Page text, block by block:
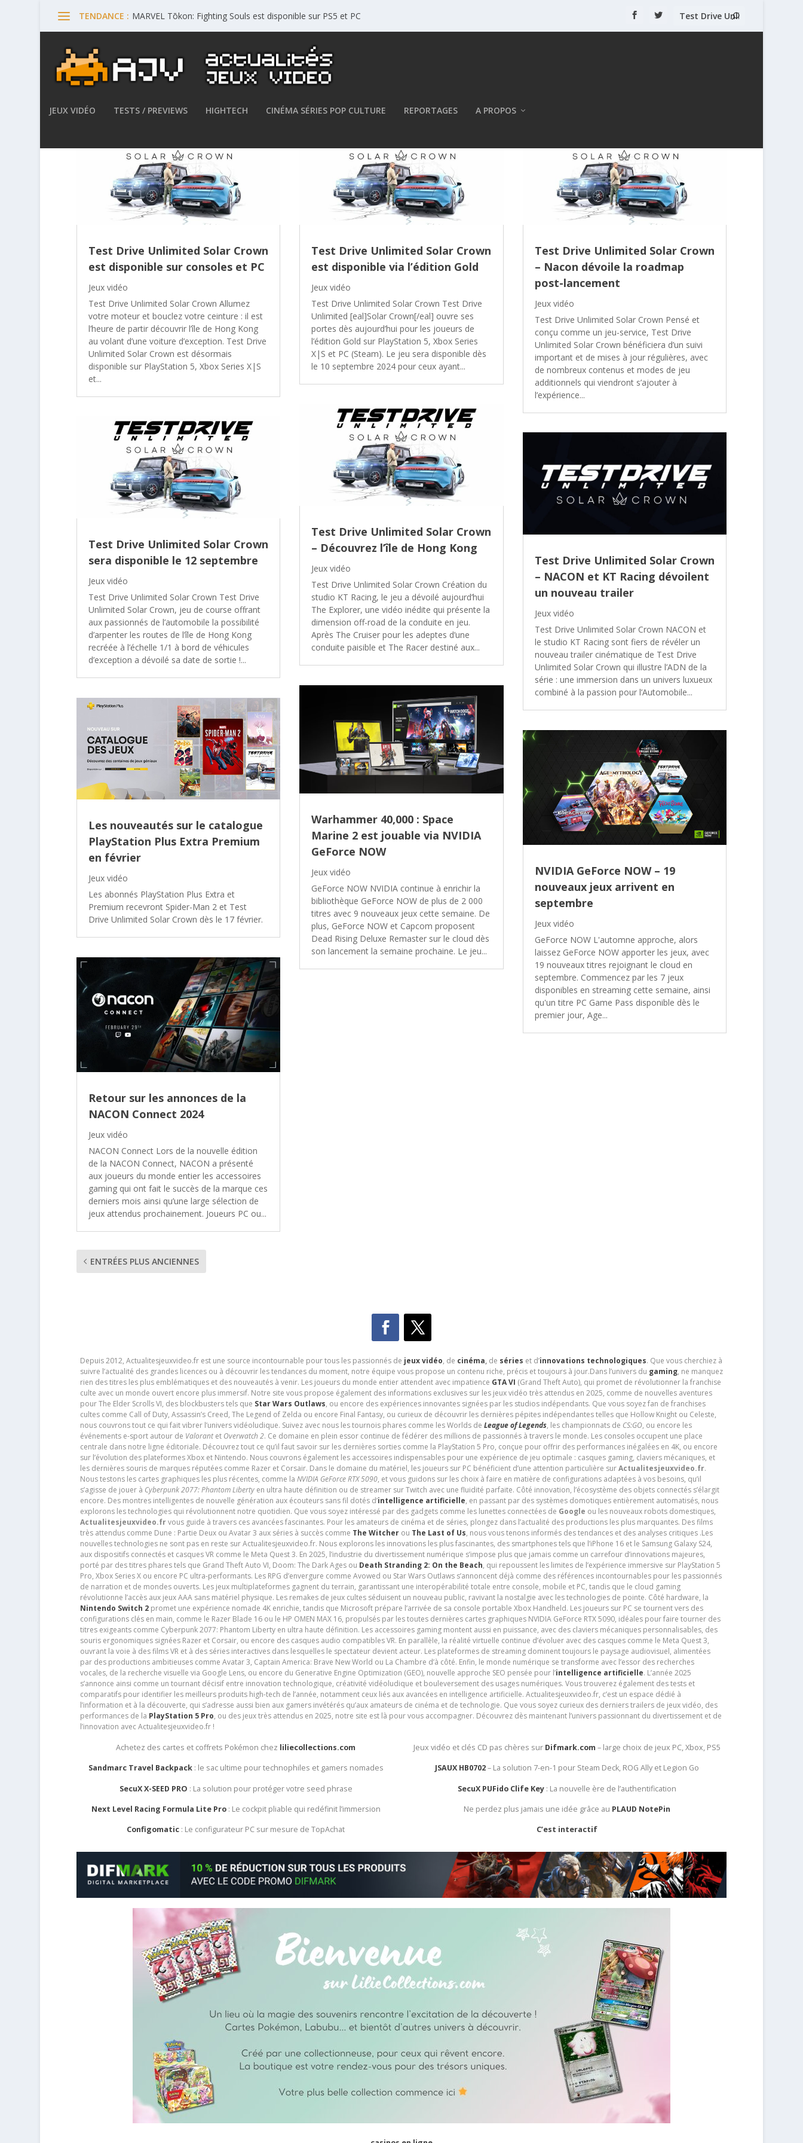
TENDANCE : MARVEL Tōkon: Fighting Souls est disponible sur PS5 et PC
JEUX VIDÉO TESTS / PREVIEWS HIGHTECH CINÉMA SÉRIES POP CULTURE REPORTAGES A PROPOS
Test Drive Unlimited Solar Crown
est disponible sur consoles et PC
Jeux vidéo
Test Drive Unlimited Solar Crown Allumez
votre moteur et bouclez votre ceinture : il est
l’heure de partir découvrir l’île de Hong Kong
au volant d’une voiture d’exception. Test Drive
Unlimited Solar Crown est désormais
disponible sur PlayStation 5, Xbox Series X|S
et...
Test Drive Unlimited Solar Crown
sera disponible le 12 septembre
Jeux vidéo
Test Drive Unlimited Solar Crown Test Drive
Unlimited Solar Crown, jeu de course offrant
aux passionnés de l’automobile la possibilité
d’arpenter les routes de l’île de Hong Kong
recréée à l’échelle 1/1 à bord de véhicules
d’exception a dévoilé sa date de sortie !...
Les nouveautés sur le catalogue
PlayStation Plus Extra Premium
en février
Jeux vidéo
Les abonnés PlayStation Plus Extra et
Premium recevront Spider-Man 2 et Test
Drive Unlimited Solar Crown dès le 17 février.
Retour sur les annonces de la
NACON Connect 2024
Jeux vidéo
NACON Connect Lors de la nouvelle édition
de la NACON Connect, NACON a présenté
aux joueurs du monde entier les accessoires
gaming qui ont fait le succès de la marque ces
derniers mois ainsi qu’une large sélection de
jeux attendus prochainement. Joueurs PC ou...
Test Drive Unlimited Solar Crown
est disponible via l’édition Gold
Jeux vidéo
Test Drive Unlimited Solar Crown Test Drive
Unlimited [eal]Solar Crown[/eal] ouvre ses
portes dès aujourd’hui pour les joueurs de
l’édition Gold sur PlayStation 5, Xbox Series
X|S et PC (Steam). Le jeu sera disponible dès
le 10 septembre 2024 pour ceux ayant...
Test Drive Unlimited Solar Crown
– Découvrez l’île de Hong Kong
Jeux vidéo
Test Drive Unlimited Solar Crown Création du
studio KT Racing, le jeu a dévoilé aujourd’hui
The Explorer, une vidéo inédite qui présente la
dimension off-road de la conduite en jeu.
Après The Cruiser pour les adeptes d’une
conduite paisible et The Racer destiné aux...
Warhammer 40,000 : Space
Marine 2 est jouable via NVIDIA
GeForce NOW
Jeux vidéo
GeForce NOW NVIDIA continue à enrichir la
bibliothèque GeForce NOW de plus de 2 000
titres avec 9 nouveaux jeux cette semaine. De
plus, GeForce NOW et Capcom proposent
Dead Rising Deluxe Remaster sur le cloud dès
son lancement la semaine prochaine. Le jeu...
Test Drive Unlimited Solar Crown
– Nacon dévoile la roadmap
post-lancement
Jeux vidéo
Test Drive Unlimited Solar Crown Pensé et
conçu comme un jeu-service, Test Drive
Unlimited Solar Crown bénéficiera d’un suivi
important et de mises à jour régulières, avec
de nombreux contenus et modes de jeu
additionnels qui viendront s’ajouter à
l’expérience...
Test Drive Unlimited Solar Crown
– NACON et KT Racing dévoilent
un nouveau trailer
Jeux vidéo
Test Drive Unlimited Solar Crown NACON et
le studio KT Racing sont fiers de révéler un
nouveau trailer cinématique de Test Drive
Unlimited Solar Crown qui illustre l’ADN de la
série : une immersion dans un univers luxueux
combiné à la passion pour l’Automobile...
NVIDIA GeForce NOW – 19
nouveaux jeux arrivent en
septembre
Jeux vidéo
GeForce NOW L'automne approche, alors
laissez GeForce NOW apporter les jeux, avec
19 nouveaux titres rejoignant le cloud en
septembre. Commencez par les 7 jeux
disponibles en streaming cette semaine, ainsi
qu'un titre PC Game Pass disponible dès le
premier jour, Age...
ENTRÉES PLUS ANCIENNES
Depuis 2012, Actualitesjeuxvideo.fr est une source incontournable pour tous les passionnés de jeux vidéo, de cinéma,de séries et d’innovations technologiques. Que vous cherchiez à
suivre l’actualité des grandes licences ou à découvrir les tendances du moment, notre équipe vous propose un contenu riche, précis et toujours à jour.Dans l’univers du gaming, ne manquez
rien des titres les plus emblématiques et des nouveautés à venir. Les joueurs du monde entier attendent avec impatience GTA VI (Grand Theft Auto), qui promet de révolutionner la franchise
culte avec un monde ouvert encore plus immersif. Notre site vous propose également des informations exclusives sur les jeux vidéo très attendus en 2025, comme de nouvelles aventures
pour The Elder Scrolls VI, des blockbusters tels que Star Wars Outlaws, ou encore des expériences innovantes signées par les studios indépendants. Que vous soyez fan de franchises
cultes comme Call of Duty, Assassin’s Creed, The Legend of Zelda ou encore Final Fantasy, ou curieux de découvrir les dernières pépites indépendantes telles que Hollow Knight ou Celeste,
nous couvrons tout ce qui fait vibrer l’univers vidéoludique. Suivez avec nous les tournois phares comme les Worlds de League of Legends, les championnats de CS:GO, ou encore les
événements e-sport autour de Valorantet Overwatch 2. Ce domaine en plein essor continue de fédérer des millions de passionnés à travers le monde. Les consoles occupent une place
centrale dans notre ligne éditoriale. Découvrez tout ce qu’il faut savoir sur les dernières sorties comme la PlayStation 5 Pro, conçue pour offrir des performances inégalées en 4K, ou encore
sur l’évolution des plateformes Xbox et Nintendo. Nous couvrons également les accessoires indispensables pour une expérience de jeu optimale : casques gaming, claviers mécaniques, et
les dernières souris de marques réputées comme Razer et Corsair. Dans le domaine du matériel, les joueurs sur PC bénéficient d’une attention particulière surActualitesjeuxvideo.fr.
Nous testons les cartes graphiques les plus récentes, comme la NVIDIA GeForce RTX 5090, et vous guidons sur les choix à faire en matière de configurations adaptées à vos besoins, qu’il
s’agisse de jouer à Cyberpunk 2077: Phantom Libertyen ultra haute définition ou de streamer sur Twitch avec une fluidité parfaite. Côté innovation, l’écosystème des objets connectés s’élargit
encore. Des montres intelligentes de nouvelle génération aux écouteurs sans fil dotés d’intelligence artificielle, en passant par des systèmes domotiques entièrement automatisés, nous
explorons les technologies qui révolutionnent notre quotidien. Que vous soyez intéressé par des gadgets comme les lunettes connectées de Google ou les nouveaux robots domestiques,
Actualitesjeuxvideo.frvous guide à travers ces avancées fascinantes. Pour les amateurs de cinéma et de séries, plongez dans l’actualité des productions les plus marquantes. Des films
très attendus comme Dune : Partie Deux ou Avatar 3 aux séries à succès comme The Witcherou The Last of Us, nous vous tenons informés des tendances et des analyses critiques .Les
nouvelles technologies ne sont pas en reste sur Actualitesjeuxvideo.fr. Nous explorons les innovations les plus fascinantes, des smartphones tels que l’iPhone 16 et le Samsung Galaxy S24,
aux dispositifs connectés et casques VR comme le Meta Quest 3. En 2025, l’industrie du divertissement numérique s’impose plus que jamais comme un carrefour d’innovations majeures,
porté par des titres phares tels que Grand Theft Auto VI, Doom: The Dark Ages ou Death Stranding 2: On the Beach, qui repoussent les limites de l’expérience immersive sur PlayStation 5
Pro, Xbox Series X ou encore PC ultra-performants. Les RPG d’envergure comme Avowed ou Star Wars Outlaws s’annoncent déjà comme des références incontournables pour les passionnés
de narration et de mondes ouverts. Les jeux multiplateformes gagnent du terrain, garantissant une interopérabilité totale entre console, mobile et PC, tandis que le cloud gaming
révolutionne l’accès aux jeux AAA sans matériel physique. Les remakes de jeux cultes séduisent un nouveau public, ravivant la nostalgie avec les technologies de pointe. Côté hardware, la
Nintendo Switch 2promet une expérience nomade 4K enrichie, tandis que Microsoft prépare l’arrivée de sa console portable Xbox Handheld. Les joueurs sur PC se tournent vers des
configurations clés en main, comme le Razer Blade 16 ou le HP OMEN MAX 16, propulsés par les toutes dernières cartes graphiques NVIDIA GeForce RTX 5090, idéales pour faire tourner des
titres exigeants comme Cyberpunk 2077: Phantom Liberty en ultra haute définition. Les accessoires gaming montent aussi en puissance, avec des claviers mécaniques personnalisables, des
souris ergonomiques signées Razer et Corsair, ou encore des casques audio compatibles VR. En parallèle, la réalité virtuelle continue d’évoluer avec des casques comme le Meta Quest 3,
ouvrant la voie à des films VR et à des séries interactives dans lesquelles le spectateur devient acteur. Les plateformes de streaming dominent toujours le paysage audiovisuel, alimentées
par des productions ambitieuses comme Avatar 3, Captain America: Brave New World ou La Chambre d’à côté. Enfin, le monde numérique se transforme avec l’essor des recherches
vocales, de la recherche visuelle via Google Lens, ou encore du Generative Engine Optimization (GEO), nouvelle approche SEO pensée pour l’intelligence artificielle. L’année 2025
s’annonce ainsi comme un tournant décisif entre innovation technologique, créativité vidéoludique et bouleversement des usages numériques. Vous trouverez également des tests et
comparatifs pour identifier les meilleurs produits high-tech de l’année, notamment ceux liés aux avancées en intelligence artificielle. Actualitesjeuxvideo.fr, c’est un espace dédié à
l’information et à la découverte, qui s’adresse aussi bien aux gamers invétérés qu’aux amateurs de cinéma et de technologie. Que vous soyez curieux des derniers trailers de jeux vidéo, des
performances de la PlayStation 5 Pro, ou des jeux très attendus en 2025, notre site est là pour vous accompagner. Découvrez dès maintenant l’univers passionnant du divertissement et de
l’innovation avec Actualitesjeuxvideo.fr !
Achetez des cartes et coffrets Pokémon chez liliecollections.com
Sandmarc Travel Backpack: le sac ultime pour technophiles et gamers nomades
SecuX X-SEED PRO : La solution pour protéger votre seed phrase
Next Level Racing Formula Lite Pro: Le cockpit pliable qui redéfinit l’immersion
Configomatic : Le configurateur PC sur mesure de TopAchat
Jeux vidéo et clés CD pas chères sur Difmark.com – large choix de jeux PC, Xbox, PS5
JSAUX HB0702– La solution 7-en-1 pour Steam Deck, ROG Ally et Legion Go
SecuX PUFido Clife Key : La nouvelle ère de l’authentification
Ne perdez plus jamais une idée grâce au PLAUD NotePin
C’est interactif